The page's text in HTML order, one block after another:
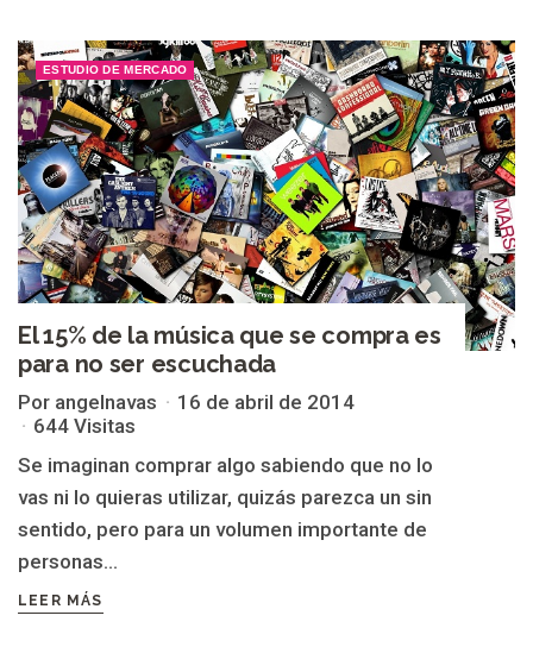
ESTUDIO DE MERCADO
El 15% de la música que se compra es
para no ser escuchada
Por angelnavas
16 de abril de 2014
644 Visitas
Se imaginan comprar algo sabiendo que no lo
vas ni lo quieras utilizar, quizás parezca un sin
sentido, pero para un volumen importante de
personas...
LEER MÁS